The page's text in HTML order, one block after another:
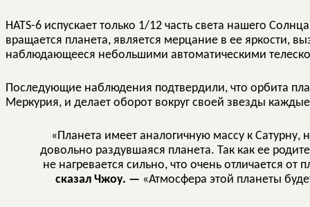
HATS-6 испускает только 1/12 часть света нашего
вращается планета, является мерцание в ее яркости,
наблюдающееся небольшими автоматическими
Последующие наблюдения подтвердили, что орбита
Меркурия, и делает оборот вокруг своей звезды
«Планета имеет аналогичную массу к Сатурну,
довольно раздувшаяся планета. Так как ее
не нагревается сильно, что очень отличается
сказал Чжоу. — «Атмосфера этой планеты